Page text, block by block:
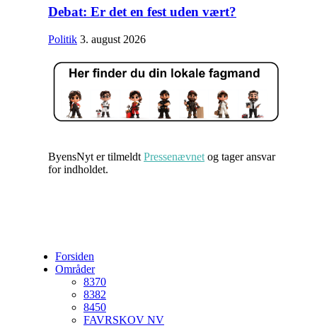
Debat: Er det en fest uden vært?
Politik 3. august 2026
ByensNyt er tilmeldt Pressenævnet og tager ansvar
for indholdet.
Forsiden
Områder
8370
8382
8450
FAVRSKOV NV